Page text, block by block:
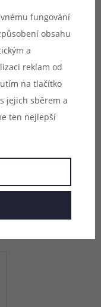
s
se mohou
fungování
obsahu
a
reklam od
na tlačítko
jejich sběrem a
ten nejlepší